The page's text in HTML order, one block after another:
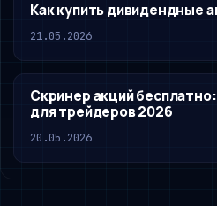
Как купить дивидендные
21.05.2026
Скринер акций
для трейдеров 2026
20.05.2026